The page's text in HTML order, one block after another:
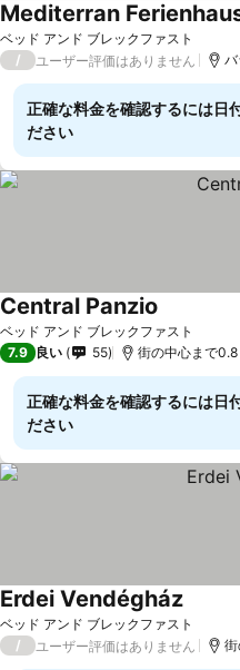
ベッド アンド ブレックファスト
Mediterran
/ ユーザー評価はありません
正確な料金を確認するには日
ださい
ベッド アンド ブレックファスト
Central Panzio
7.9 良い 55 街の中心まで
正確な料金を確認するには日
ださい
ベッド アンド ブレックファスト
Erdei Vendégház
/ ユーザー評価はありません